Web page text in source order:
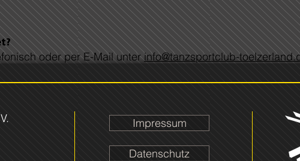
oder per E-Mail unterinfo@tanzsportclub-
Impressum
Datenschutz